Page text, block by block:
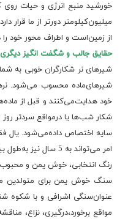
از زمین‌است‌ و اطراف‌ محور خود را در حدود 27
حقایق‌ جالب‌ و شگفت‌ انگیز دیگری‌
شیرهای‌ نر شکارگران‌ خوبی‌ به‌
شیرهای‌ماده‌ محسوب‌ می‌شود.
خود هدایت‌می‌کنند و قبل‌ از
شکار شب‌ها یا درمواقع‌ سردتر
سایه‌ اختصاص‌ داده‌می‌شود. یال‌
امر می‌تواند به‌ 5 سال‌ نیز به‌طول‌ بیانجامد.
رنگ‌ انتخابی‌، خوش‌ یمن‌ و محبوب‌
سنگ‌ خوش‌ یمن‌ برای‌ متولدین‌
عنوان‌سنگی‌ اشرافی‌ و با شکوه‌
مواقع‌ برخورد،درگیری‌، نزاع‌،